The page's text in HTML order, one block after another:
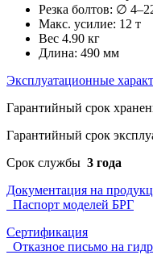
Резка болтов: ∅
Макс. усилие: 12 т
Вес 4.90 кг
Длина: 490 мм
Эксплуатационные
Гарантийный срок
Гарантийный срок
Срок службы 3 года
Документация на
Паспорт моделей БРГ
Сертификация
Отказное письмо на